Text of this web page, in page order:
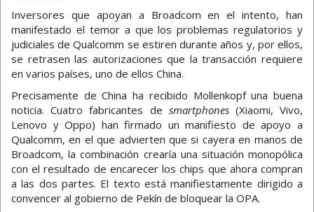
Inversores que apoyan a Broadcom en el intento, han
manifestado el temor a que los problemas regulatorios y
judiciales de Qualcomm se estiren durante años y, por ellos,
se retrasen las autorizaciones que la transacción requiere
en varios países, uno de ellos China.
Precisamente de China ha recibido Mollenkopf una buena
noticia. Cuatro fabricantes de smartphones(Xiaomi, Vivo,
Lenovo y Oppo) han firmado un manifiesto de apoyo a
Qualcomm, en el que advierten que si cayera en manos de
Broadcom, la combinación crearía una situación monopólica
con el resultado de encarecer los chips que ahora compran
a las dos partes. El texto está manifiestamente dirigido a
convencer al gobierno de Pekín de bloquear la OPA.